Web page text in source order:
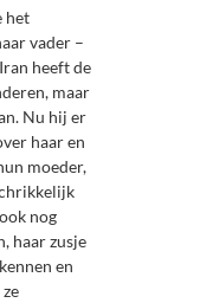
het
vader –
heeft de
maar
Nu hij er
haar en
moeder,
nog
haar zusje
en